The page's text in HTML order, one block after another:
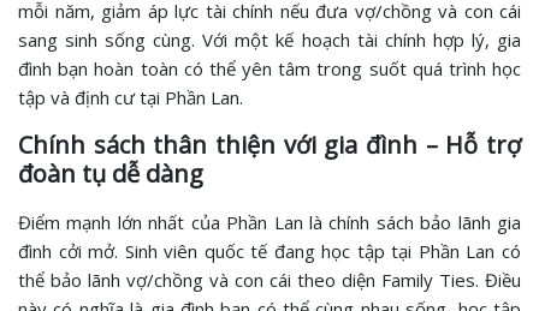
mỗi năm, giảm áp lực tài chính nếu đưa vợ/chồng và con cái
sang sinh sống cùng. Với một kế hoạch tài chính hợp lý, gia
đình bạn hoàn toàn có thể yên tâm trong suốt quá trình học
tập và định cư tại Phần Lan.
Chính sách thân thiện với gia đình – Hỗ trợ
đoàn tụ dễ dàng
Điểm mạnh lớn nhất của Phần Lan là chính sách bảo lãnh gia
đình cởi mở. Sinh viên quốc tế đang học tập tại Phần Lan có
thể bảo lãnh vợ/chồng và con cái theo diện Family Ties. Điều